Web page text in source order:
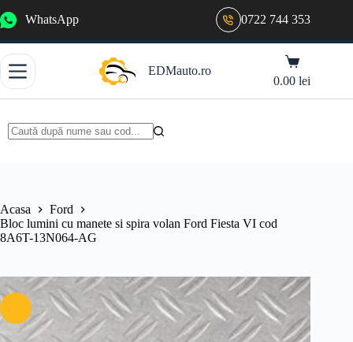
la
WhatsApp 0722 744 353
EDMauto.ro
Coș
de
cumpărături
0.00lei
Acasa
Ford
Bloc lumini cu manete si spira volan Ford Fiesta VI cod
8A6T-13N064-AG